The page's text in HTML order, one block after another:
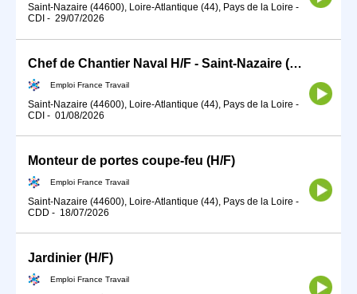
Saint-Nazaire (44600), Loire-Atlantique (44), Pays de la Loire -
CDI - 29/07/2026
Chef de Chantier Naval H/F - Saint-Nazaire (H/F)
Emploi France Travail
Saint-Nazaire (44600), Loire-Atlantique (44), Pays de la Loire -
CDI - 01/08/2026
Monteur de portes coupe-feu (H/F)
Emploi France Travail
Saint-Nazaire (44600), Loire-Atlantique (44), Pays de la Loire -
CDD - 18/07/2026
Jardinier (H/F)
Emploi France Travail